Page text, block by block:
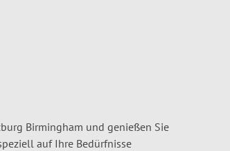
Birmingham und genießen Sie
auf Ihre Bedürfnisse